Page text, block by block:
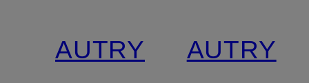
AUTRY
AUTRY